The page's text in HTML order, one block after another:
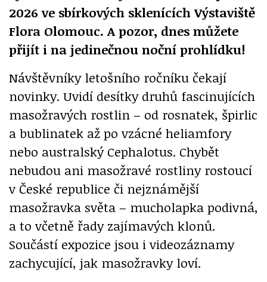
2026 ve sbírkových sklenících Výstaviště
Flora Olomouc. A pozor, dnes můžete
přijít i na jedinečnou noční prohlídku!
Návštěvníky letošního ročníku čekají
novinky. Uvidí desítky druhů fascinujících
masožravých rostlin – od rosnatek, špirlic
a bublinatek až po vzácné heliamfory
nebo australský Cephalotus. Chybět
nebudou ani masožravé rostliny rostoucí
v České republice či nejznámější
masožravka světa – mucholapka podivná,
a to včetně řady zajímavých klonů.
Součástí expozice jsou i videozáznamy
zachycující, jak masožravky loví.